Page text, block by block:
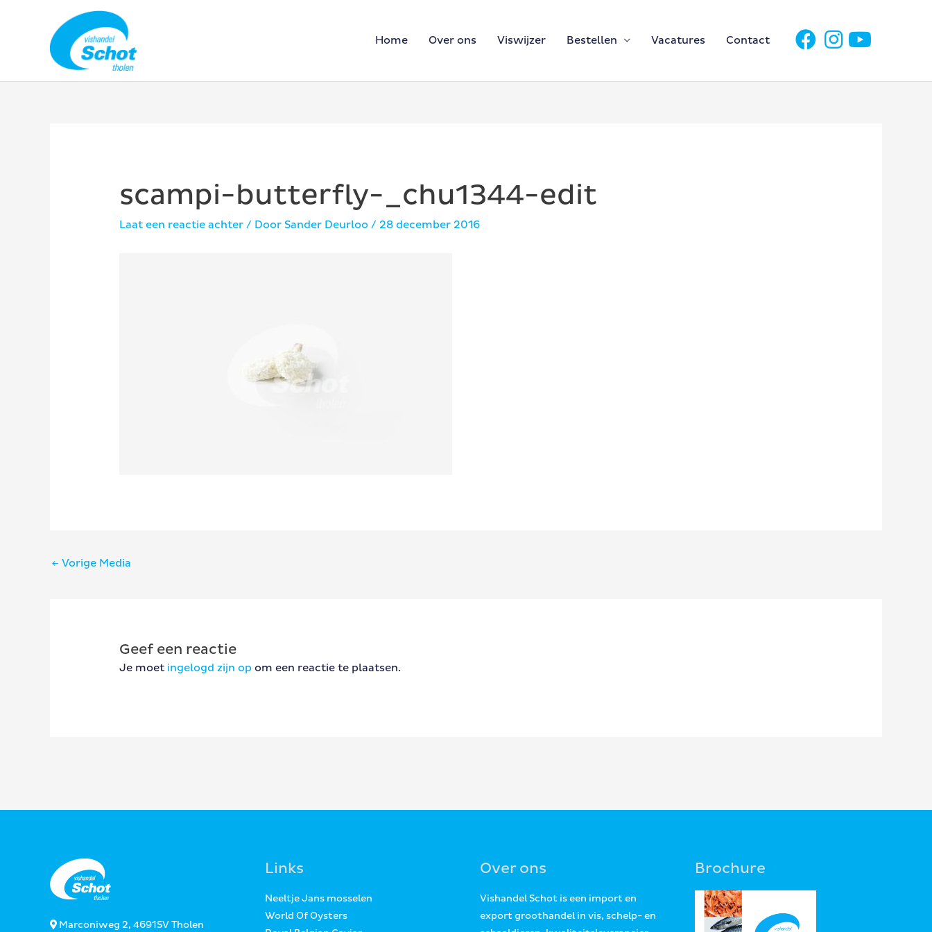
Home Over ons Viswijzer Bestellen Vacatures Contact
scampi-butterfly-_chu1344-edit
Laat een reactie achter / Door Sander Deurloo/28 december 2016
Bericht
← Vorige Media
Geef een reactie
Je moet ingelogd zijn op om een reactie te plaatsen.
Marconiweg 2, 4691SV Tholen
Links
Neeltje Jans mosselen
World Of Oysters
Over ons
Vishandel Schot is een import en
export groothandel in vis, schelp- en
Brochure